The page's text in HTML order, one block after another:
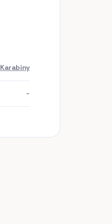
Karabiny
-